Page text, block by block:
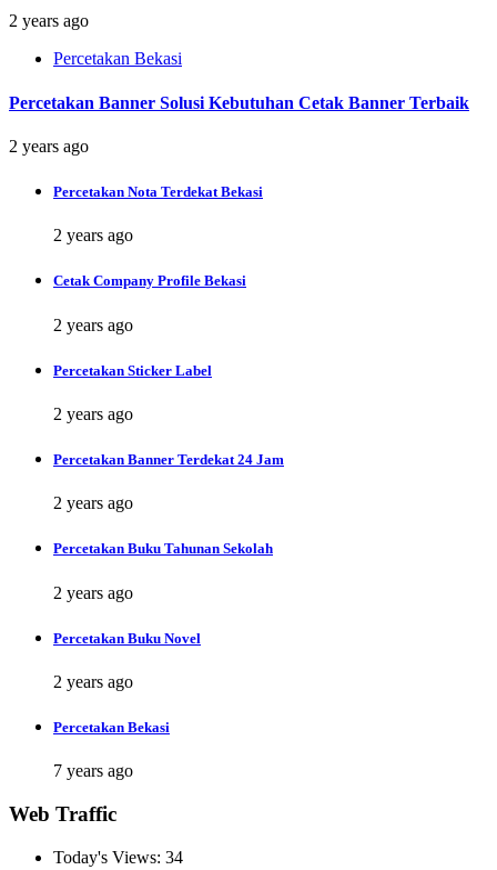
2 years ago
Percetakan Bekasi
Percetakan Banner Solusi Kebutuhan Cetak Banner Terbaik
2 years ago
Percetakan Nota Terdekat Bekasi
2 years ago
Cetak Company Profile Bekasi
2 years ago
Percetakan Sticker Label
2 years ago
Percetakan Banner Terdekat 24 Jam
2 years ago
Percetakan Buku Tahunan Sekolah
2 years ago
Percetakan Buku Novel
2 years ago
Percetakan Bekasi
7 years ago
Web Traffic
Today's Views: 34